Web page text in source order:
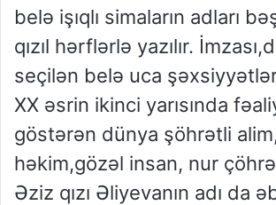
belə işıqlı simaların adları
qızıl hərflərlə yazılır.
seçilən belə uca
XX əsrin ikinci yarısında
göstərən dünya şöhrətli alim,
həkim,gözəl insan, nur
Əziz qızı Əliyevanın adı da